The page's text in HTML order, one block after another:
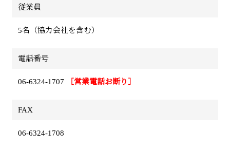
従業員
5名（協力会社を含む）
電話番号
06-6324-1707 ［営業電話お断り］
FAX
06-6324-1708